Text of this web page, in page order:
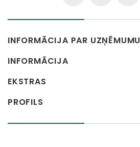
INFORMĀCIJA PAR UZŅĒMUMU
INFORMĀCIJA
EKSTRAS
PROFILS